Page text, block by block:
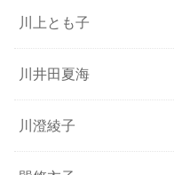
川上とも子
川井田夏海
川澄綾子